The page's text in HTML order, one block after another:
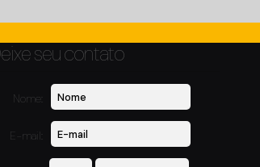
seu contato
Nome:
E-mail: